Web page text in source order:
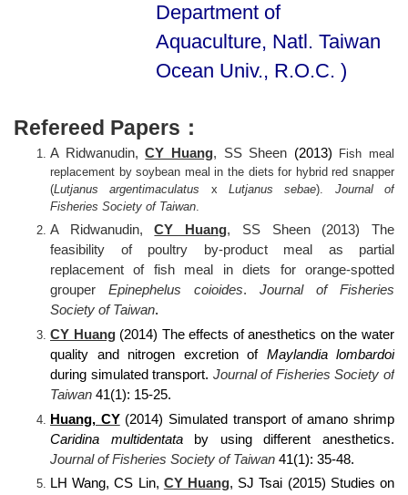
Department of
Aquaculture, Natl. Taiwan
Ocean Univ., R.O.C. )
Refereed Papers：
A Ridwanudin,CY Huang, SS Sheen (2013)
Fish meal
replacement by soybean meal in the diets for hybrid red snapper
(Lutjanus argentimaculatus xLutjanus sebae). Journal of
Fisheries Society of Taiwan.
A Ridwanudin,CY Huang, SS Sheen (2013)The
feasibility of poultry by-product meal as partial
replacement of fish meal in diets for orange-spotted
grouper Epinephelus coioides. Journal of Fisheries
Society of Taiwan.
CY Huang(2014) The effects of anesthetics on the water
quality and nitrogen excretion of Maylandia lombardoi
during simulated transport. Journal of Fisheries Society of
Taiwan 41(1): 15-25.
Huang, CY(2014) Simulated transport of amano shrimp
Caridina multidentata by using different anesthetics.
Journal of Fisheries Society of Taiwan 41(1): 35-48.
LH Wang, CS Lin, CY Huang, SJ Tsai (2015) Studies on